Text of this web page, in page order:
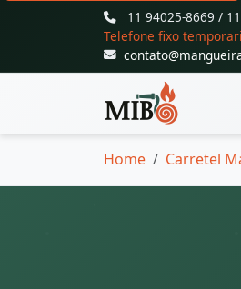
11 94025-8669 /
Telefone fixo
Home Carretel